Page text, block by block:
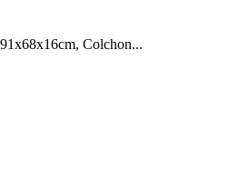
Colchon...